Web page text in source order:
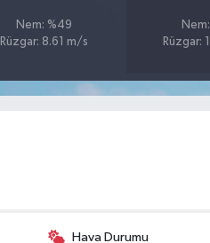
Nem: %49
Rüzgar: 8.61 m/s
Rüzgar:
Hava Durumu